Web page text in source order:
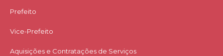
Prefeito
Vice-Prefeito
Aquisições e Contratações de Serviços​